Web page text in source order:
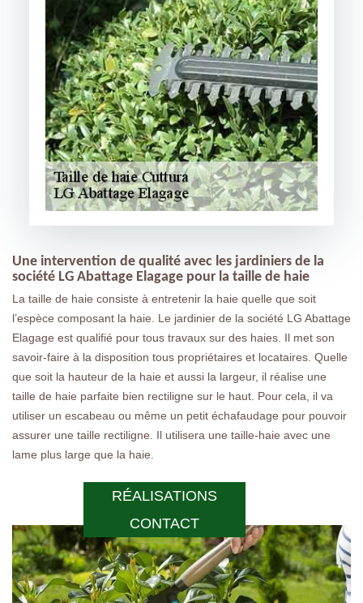
RÉALISATIONS
CONTACT
Une intervention de qualité avec les jardiniers de la
société LG Abattage Elagage pour la taille de haie
La taille de haie consiste à entretenir la haie quelle que soit
l’espèce composant la haie. Le jardinier de la société LG Abattage
Elagage est qualifié pour tous travaux sur des haies. Il met son
savoir-faire à la disposition tous propriétaires et locataires. Quelle
que soit la hauteur de la haie et aussi la largeur, il réalise une
taille de haie parfaite bien rectiligne sur le haut. Pour cela, il va
utiliser un escabeau ou même un petit échafaudage pour pouvoir
assurer une taille rectiligne. Il utilisera une taille-haie avec une
lame plus large que la haie.